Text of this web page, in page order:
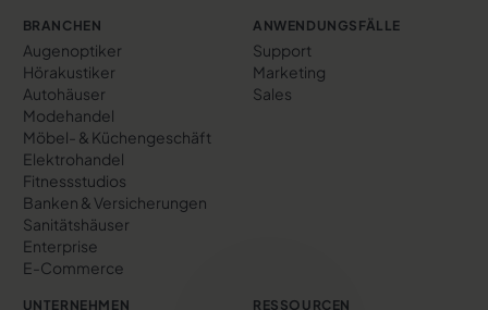
BRANCHEN
Augenoptiker
Hörakustiker
Autohäuser
Modehandel
Möbel- & Küchengeschäft
Elektrohandel
Fitnessstudios
Banken & Versicherungen
Sanitätshäuser
Enterprise
E-Commerce
ANWENDUNGSFÄLLE
Support
Marketing
Sales
UNTERNEHMEN RESSOURCEN